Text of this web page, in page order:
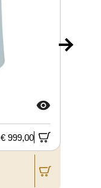
€ 999,00